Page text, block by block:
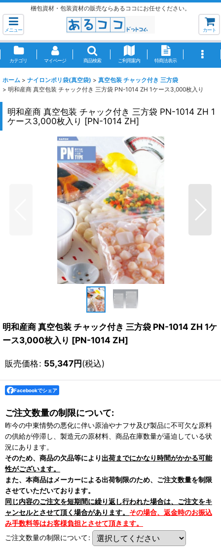
梱包資材・包装資材の販売ならあるココにお任せください。
メニュー カート
カテゴリ マイページ 商品検索 ご利用案内 特商法表示
ホーム > ナイロンポリ袋(真空袋) > 真空包装 チャック付き 三方袋
> 明和産商 真空包装 チャック付き 三方袋 PN-1014 ZH 1ケース3,000枚入り
明和産商 真空包装 チャック付き 三方袋 PN-1014 ZH 1
ケース3,000枚入り [PN-1014 ZH]
明和産商 真空包装 チャック付き 三方袋 PN-1014 ZH 1ケ
ース3,000枚入り [PN-1014 ZH]
販売価格: 55,347円(税込)
Facebookでシェア
ご注文数量の制限について:
昨今の中東情勢の悪化に伴い原油やナフサ及び製品に不可欠な原料
の供給が停滞し、製造元の原材料、商品在庫数量が逼迫している状
況にあります。
そのため、商品の欠品等により 出荷までにかなり時間がかかる可能
性がございます。
また、本商品はメーカーによる出荷制限のため、ご注文数量を制限
させていただいております。
同じ内容のご注文を短期間に繰り返し行われた場合は、ご注文をキ
ャンセルとさせて頂く場合があります。 その場合、返金時のお振込
み手数料等はお客様負担とさせて頂きます。
ご注文数量の制限について: